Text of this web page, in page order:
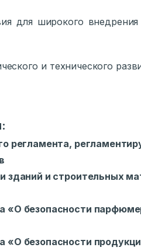
широкого внедрения
и технического
регламента,
зданий и строительных
«О безопасности
«О безопасности